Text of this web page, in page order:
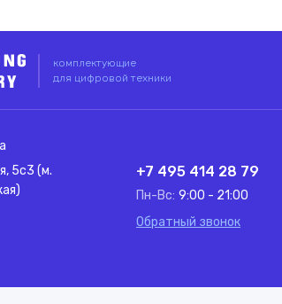
комплектующие
для цифровой техники
5с3 (м.
+7 495 414 28 79
Пн-Вс: 9:00 - 21:00
Обратный звонок